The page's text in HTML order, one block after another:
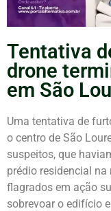
Tentativa
drone
em São
Uma tentativa de
o centro de São
suspeitos, que
prédio residencial
flagrados em ação
sobrevoar o edifício